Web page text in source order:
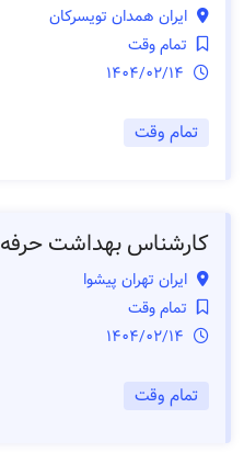
ایران همدان تویسرکان
تمام وقت
تمام وقت
کارشناس بهداشت حرفه ای
ایران تهران پیشوا
تمام وقت
تمام وقت